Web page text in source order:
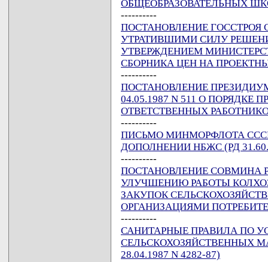
ОБЩЕОБРАЗОВАТЕЛЬНЫХ
----------
ПОСТАНОВЛЕНИЕ ГОССТРОЯ
УТРАТИВШИМИ СИЛУ
УТВЕРЖДЕНИЕМ
СБОРНИКА ЦЕН НА
----------
ПОСТАНОВЛЕНИЕ
04.05.1987 N 511 О ПОРЯДКЕ
ОТВЕТСТВЕННЫХ
----------
ПИСЬМО МИНМОРФЛОТА СССР
ДОПОЛНЕНИИ НБЖС (РД
----------
ПОСТАНОВЛЕНИЕ СОВМИНА
УЛУЧШЕНИЮ РАБОТЫ
ЗАКУПОК
ОРГАНИЗАЦИЯМИ
----------
САНИТАРНЫЕ ПРАВИЛА ПО
СЕЛЬСКОХОЗЯЙСТВЕННЫХ
28.04.1987 N 4282-87)